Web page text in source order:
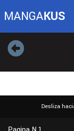
MANGAKUS